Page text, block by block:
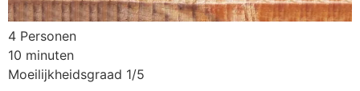
4 Personen
10 minuten
Moeilijkheidsgraad 1/5